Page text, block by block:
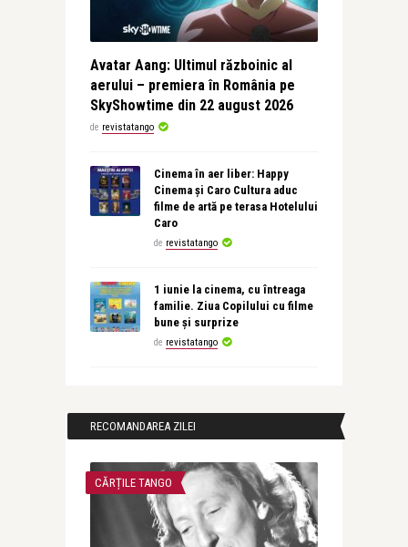
Avatar Aang: Ultimul războinic al
aerului – premiera în România pe
SkyShowtime din 22 august 2026
de revistatango
Cinema în aer liber: Happy
Cinema și Caro Cultura aduc
filme de artă pe terasa Hotelului
Caro
de revistatango
1 iunie la cinema, cu întreaga
familie. Ziua Copilului cu filme
bune și surprize
de revistatango
RECOMANDAREA ZILEI
CĂRȚILE TANGO